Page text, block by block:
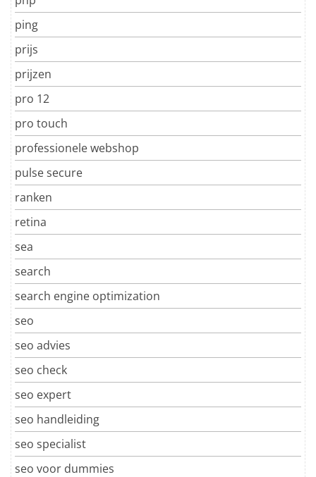
ping
prijs
prijzen
pro 12
pro touch
professionele webshop
pulse secure
ranken
retina
sea
search
search engine optimization
seo
seo advies
seo check
seo expert
seo handleiding
seo specialist
seo voor dummies